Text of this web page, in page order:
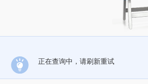
正在查询中，请刷新重试